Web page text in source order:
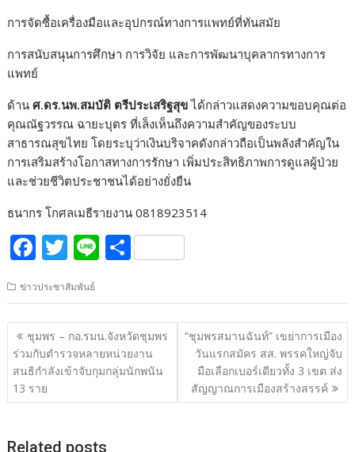
การจัดซื้อเครื่องมือและอุปกรณ์ทางการแพทย์ที่ทันสมัย
การสนับสนุนการศึกษา การวิจัย และการพัฒนาบุคลากรทางการ
แพทย์
ด้านศ.ดร.นพ.สมบัติ ตรีประเสริฐสุขได้กล่าวแสดงความขอบคุณต่อ
คุณณัฐวรรณ ฉายะบุตร ที่เล็งเห็นถึงความสำคัญของระบบ
สาธารณสุขไทย โดยระบุว่าเงินบริจาคดังกล่าวถือเป็นพลังสำคัญใน
การเสริมสร้างโอกาสทางการรักษา เพิ่มประสิทธิภาพการดูแลผู้ป่วย
และช่วยชีวิตประชาชนได้อย่างยั่งยืน
ธนากร โกศลเมธีรายงาน 0818923514
F
e
b
o
o
k
T
itt
er
Li
e
S
ar
e
ข่าวประชาสัมพันธ์
แนะแนว
เรื่อง
ชุมพร – กอ.รมน.จังหวัดชุมพร
ร่วมกับตำรวจหลายหน่วยงาน
สนธิกำลังเข้าจับกุมกลุ่มนักพนัน
13 ราย
“ชุมพรสมานฉันท์” เขย่าการเมือง
วันแรกสมัคร สส. พรรคใหญ่จับ
มือเลือกเบอร์เดียวทั้ง 3 เขต ส่ง
สัญญาณการเมืองสร้างสรรค์
Related posts